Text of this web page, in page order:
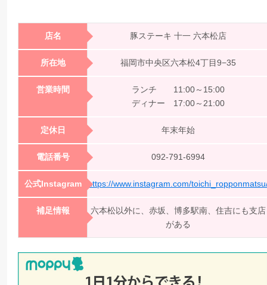
店名 豚ステーキ 十一 六本松店
所在地 福岡市中央区六本松4丁目9−35
営業時間
ランチ 11:00～15:00
ディナー 17:00～21:00
定休日 年末年始
電話番号 092-791-6994
公式Instagram https://www.instagram.com/
補足情報
六本松以外に、赤坂、博多駅南、住吉にも支店
がある